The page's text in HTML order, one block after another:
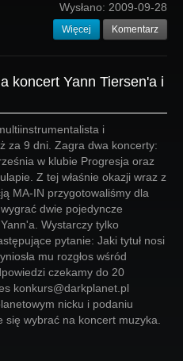
Wysłano: 2009-09-28
Więcej Komentarz
koncert Yann Tiersen'a i
i
za 9 dni. Zagra dwa koncerty:
w klubie Progresja oraz
Z tej właśnie okazji wraz z
MA-IN przygotowaliśmy dla
dwie pojedyncze
Wystarczy tylko
pytanie: Jaki tytuł nosi
mu rozgłos wśród
czekamy do 20
konkurs@darkplanet.pl
nicku i podaniu
wybrać na koncert muzyka.